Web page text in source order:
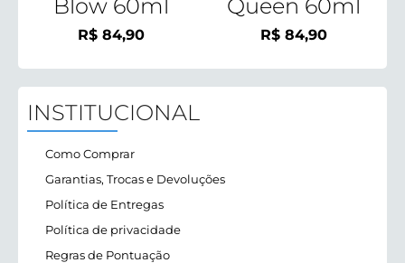
Blow 60ml
R$ 84,90
Queen 60ml
R$84,90
INSTITUCIONAL
Como Comprar
Garantias, Trocas e Devoluções
Política de Entregas
Política de privacidade
Regras de Pontuação